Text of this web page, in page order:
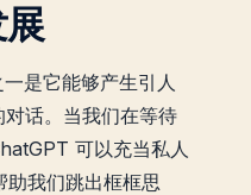
是它能够产生引人
话。当我们在等待
可以充当私人
助我们跳出框框思